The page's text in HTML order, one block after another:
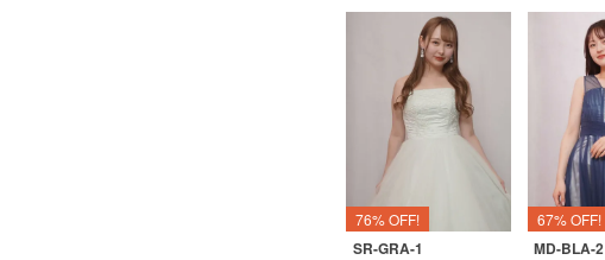
76% OFF!
SR-GRA-1
67% OFF!
MD-BLA-2